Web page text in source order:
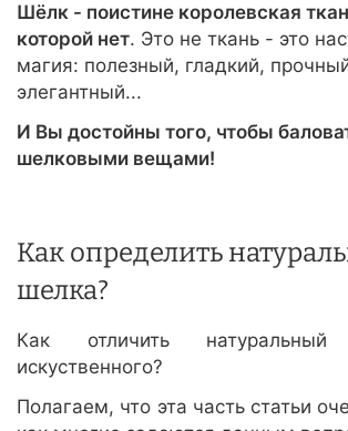
Шёлк - поистине королевская
которой нет. Это не ткань - это
магия: полезный, гладкий,
элегантный...
И Вы достойны того, чтобы
шелковыми вещами!
Как определить
шелка?
Как отличить
искуственного?
Полагаем, что эта часть статьи